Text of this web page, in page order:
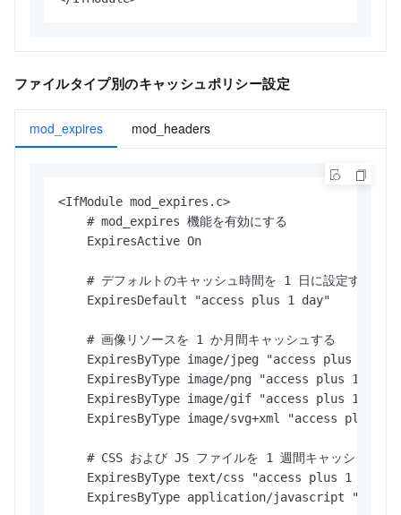
ファイルタイプ別のキャッシュポリシー設定
mod_expires mod_headers
<IfModule mod_expires.c>
    # mod_expires 機能を有効にする
    ExpiresActive On
    # デフォルトのキャッシュ時間を 1 日に設定する
    ExpiresDefault "access plus 1 day"
    # 画像リソースを 1 か月間キャッシュする
ExpiresByType image/jpeg "access plus 1
ExpiresByType image/png "access plus 1
ExpiresByType image/gif "access plus 1
ExpiresByType image/svg+xml "access plus 1
    # CSS および JS ファイルを 1 週間キャッシュする
    ExpiresByType text/css "access plus 1 week"
ExpiresByType application/javascript